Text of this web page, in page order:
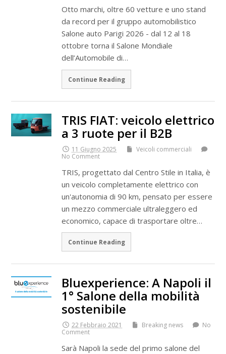
Otto marchi, oltre 60 vetture e uno stand
da record per il gruppo automobilistico
Salone auto Parigi 2026 - dal 12 al 18
ottobre torna il Salone Mondiale
dell’Automobile di…
Continue Reading
TRIS FIAT: veicolo elettrico
a 3 ruote per il B2B
11 Giugno 2025
Veicoli commerciali
No Comment
TRIS, progettato dal Centro Stile in Italia, è
un veicolo completamente elettrico con
un'autonomia di 90 km, pensato per essere
un mezzo commerciale ultraleggero ed
economico, capace di trasportare oltre…
Continue Reading
Bluexperience: A Napoli il
1° Salone della mobilità
sostenibile
22 Febbraio 2021 Breaking news
No
Comment
Sarà Napoli la sede del primo salone del